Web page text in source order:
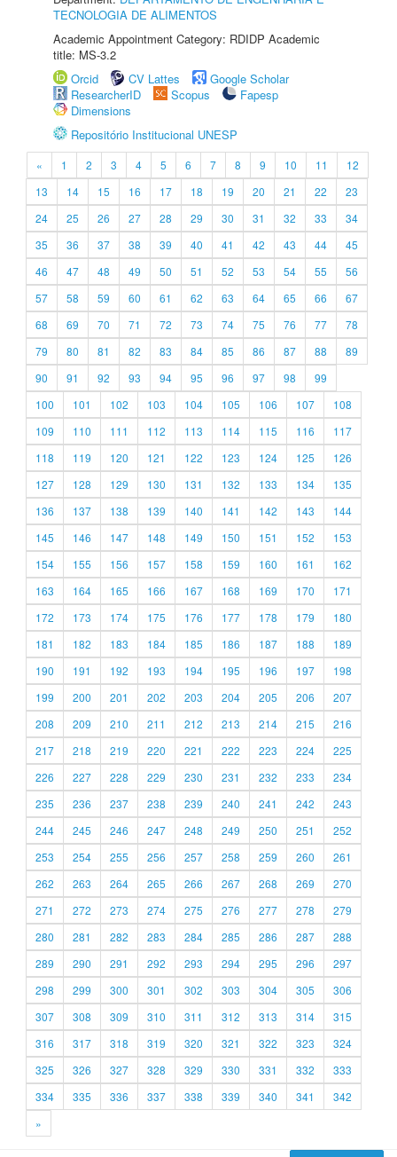
TECNOLOGIA DE ALIMENTOS
Academic Appointment Category: RDIDP Academic
title: MS-3.2
Orcid
CV Lattes
Google Scholar
ResearcherID
Scopus
Fapesp
Dimensions
Repositório Institucional UNESP
« 1 2 3 4 5 6 7 8 9 10 11
12
13
14 15 16 17 18 19 20 21 22
23
24
25 26 27 28 29 30 31 32 33
34
35
36 37 38 39 40 41 42 43 44
45
46
47 48 49 50 51 52 53 54 55
56
57
58 59 60 61 62 63 64 65 66
67
68
69 70 71 72 73 74 75 76 77
78
79
80 81 82 83 84 85 86 87 88
89
90
91 92 93 94 95 96 97 98
99
100
101 102 103 104 105 106 107
108
109
110 111 112 113 114 115 116
117
118
119 120 121 122 123 124 125
126
127
128 129 130 131 132 133 134
135
136
137 138 139 140 141 142 143
144
145
146 147 148 149 150 151 152
153
154
155 156 157 158 159 160 161
162
163
164 165 166 167 168 169 170
171
172
173 174 175 176 177 178 179
180
181
182 183 184 185 186 187 188
189
190
191 192 193 194 195 196 197
198
199
200 201 202 203 204 205 206
207
208
209 210 211 212 213 214 215
216
217
218 219 220 221 222 223 224
225
226
227 228 229 230 231 232 233
234
235
236 237 238 239 240 241 242
243
244
245 246 247 248 249 250 251
252
253
254 255 256 257 258 259 260
261
262
263 264 265 266 267 268 269
270
271
272 273 274 275 276 277 278
279
280
281 282 283 284 285 286 287
288
289
290 291 292 293 294 295 296
297
298
299 300 301 302 303 304 305
306
307
308 309 310 311 312 313 314
315
316
317 318 319 320 321 322 323
324
325
326 327 328 329 330 331 332
333
334
335 336 337 338 339 340 341
342
»